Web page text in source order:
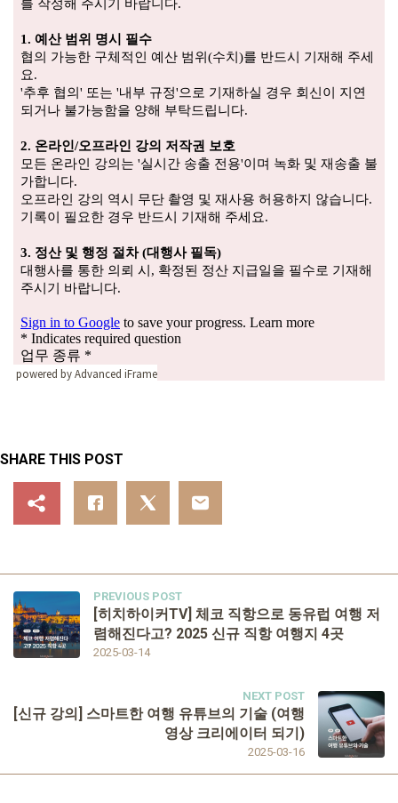
powered by Advanced iFrame
SHARE THIS POST
PREVIOUS POST
2025-03-14
[히치하이커TV] 체코 직항으로 동유럽 여행 저
렴해진다고? 2025 신규 직항 여행지 4곳
NEXT POST
2025-03-16
[신규 강의] 스마트한 여행 유튜브의 기술 (여행
영상 크리에이터 되기)